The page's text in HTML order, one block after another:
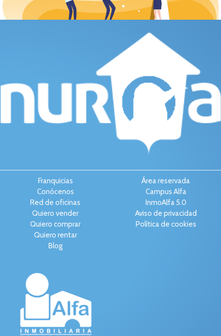
Franquicias
Conócenos
Red de oficinas
Quiero vender
Quiero comprar
Quiero rentar
Blog
Área reservada
Campus Alfa
InmoAlfa 5.0
Aviso de privacidad
Política de cookies